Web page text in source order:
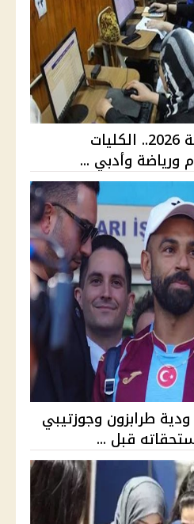
تنسيق المرحلة الثانية 2026.. الكليات
ورياضة وأدبي ...
طرابزون وجوزتيبي
قبل ...